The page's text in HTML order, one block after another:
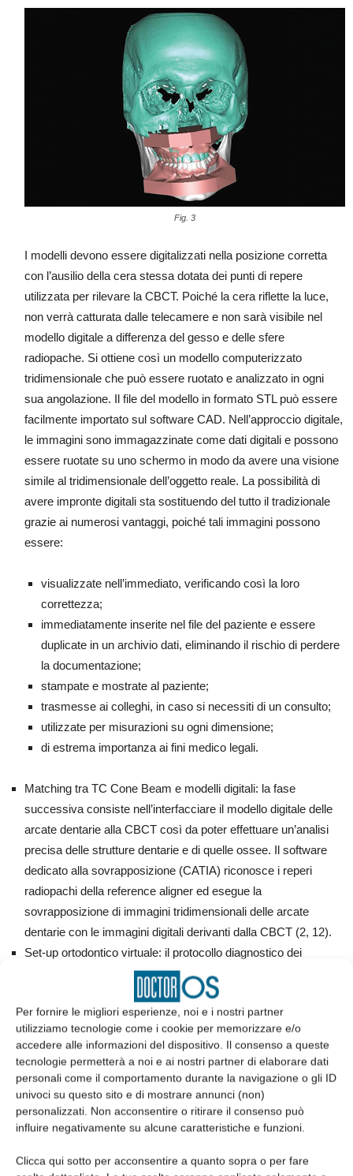
Per fornire le migliori esperienze, noi e i nostri partner
utilizziamo tecnologie come i cookie per memorizzare e/o
accedere alle informazioni del dispositivo. Il consenso a queste
tecnologie permetterà a noi e ai nostri partner di elaborare dati
personali come il comportamento durante la navigazione o gli ID
univoci su questo sito e di mostrare annunci (non)
personalizzati. Non acconsentire o ritirare il consenso può
influire negativamente su alcune caratteristiche e funzioni.
Clicca qui sotto per acconsentire a quanto sopra o per fare
Fig. 3
I modelli devono essere digitalizzati nella posizione corretta
con l’ausilio della cera stessa dotata dei punti di repere
utilizzata per rilevare la CBCT. Poiché la cera riflette la luce,
non verrà catturata dalle telecamere e non sarà visibile nel
modello digitale a differenza del gesso e delle sfere
radiopache. Si ottiene così un modello computerizzato
tridimensionale che può essere ruotato e analizzato in ogni
sua angolazione. Il file del modello in formato STL può essere
facilmente importato sul software CAD. Nell’approccio digitale,
le immagini sono immagazzinate come dati digitali e possono
essere ruotate su uno schermo in modo da avere una visione
simile al tridimensionale dell’oggetto reale. La possibilità di
avere impronte digitali sta sostituendo del tutto il tradizionale
grazie ai numerosi vantaggi, poiché tali immagini possono
essere:
visualizzate nell’immediato, verificando così la loro
correttezza;
immediatamente inserite nel file del paziente e essere
duplicate in un archivio dati, eliminando il rischio di perdere
la documentazione;
stampate e mostrate al paziente;
trasmesse ai colleghi, in caso si necessiti di un consulto;
utilizzate per misurazioni su ogni dimensione;
di estrema importanza ai fini medico legali.
Matching tra TC Cone Beam e modelli digitali: la fase
successiva consiste nell’interfacciare il modello digitale delle
arcate dentarie alla CBCT così da poter effettuare un’analisi
precisa delle strutture dentarie e di quelle ossee. Il software
dedicato alla sovrapposizione (CATIA) riconosce i reperi
radiopachi della reference aligner ed esegue la
sovrapposizione di immagini tridimensionali delle arcate
dentarie con le immagini digitali derivanti dalla CBCT (2, 12).
Set-up ortodontico virtuale: il protocollo diagnostico dei
movimenti ortodontici permette il raggiungimento di
un’occlusione ottimale alla fine del trattamento. Il software
esegue la segmentazione dei denti e li riposiziona in una
relazione corretta. Questa procedura può essere automatica o
controllata dall’operatore, che può simulare i movimenti
ortodontici con una visione tridimensionale delle relazioni
dentoalveolari. Un sistema basato sull’utilizzo degli archi di
Ricketts permette al software di allineare i denti nel modo più
corretto per il biotipo del paziente (13). Ciò rende la procedura
standardizzata e riproducibile. Inoltre, il sistema permette di